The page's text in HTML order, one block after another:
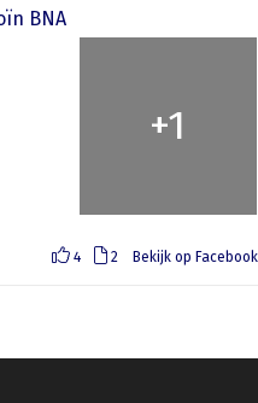
+1
4 2 Bekijk op Facebook